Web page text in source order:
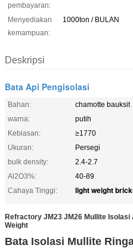
pembayaran:
Menyediakan
kemampuan:
1000ton / BULAN
Deskripsi
Bata Api Pengisolasi
Bahan:
chamotte bauksit
warna:
putih
Kebiasan:
≥1770
Ukuran:
Persegi
bulk density:
2.4-2.7
Al2O3%:
40-89
Cahaya Tinggi:
light weight
Refractory JM23 JM26 Mullite
Weight
Bata Isolasi Mullite